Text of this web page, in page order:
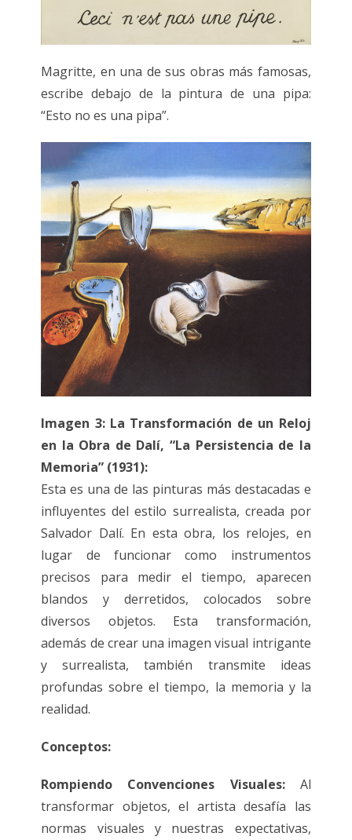
Magritte, en una de sus obras más famosas,
escribe debajo de la pintura de una pipa:
“Esto no es una pipa”.
Imagen 3: La Transformación de un Reloj
en la Obra de Dalí, “La Persistencia de la
Memoria” (1931):
Esta es una de las pinturas más destacadas e
influyentes del estilo surrealista, creada por
Salvador Dalí. En esta obra, los relojes, en
lugar de funcionar como instrumentos
precisos para medir el tiempo, aparecen
blandos y derretidos, colocados sobre
diversos objetos. Esta transformación,
además de crear una imagen visual intrigante
y surrealista, también transmite ideas
profundas sobre el tiempo, la memoria y la
realidad.
Conceptos:
Rompiendo Convenciones Visuales:Al
transformar objetos, el artista desafía las
normas visuales y nuestras expectativas,